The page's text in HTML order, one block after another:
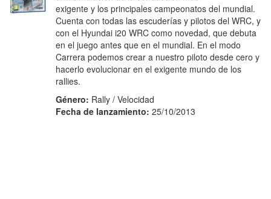
exigente y los principales campeonatos del mundial.
Cuenta con todas las escuderías y pilotos del WRC, y
con el Hyundai i20 WRC como novedad, que debuta
en el juego antes que en el mundial. En el modo
Carrera podemos crear a nuestro piloto desde cero y
hacerlo evolucionar en el exigente mundo de los
rallies.
Género: Rally / Velocidad
Fecha de lanzamiento: 25/10/2013